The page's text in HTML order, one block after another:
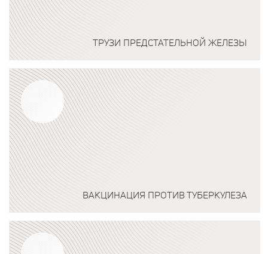
ТРУЗИ ПРЕДСТАТЕЛЬНОЙ ЖЕЛЕЗЫ
Подробнее о программе
ВАКЦИНАЦИЯ ПРОТИВ ТУБЕРКУЛЕЗА
Подробнее о программе